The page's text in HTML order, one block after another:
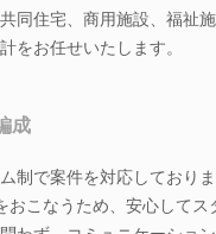
同住宅、商用施設、福祉
をお任せいたします。
成
制で案件を対応しておりま
おこなうため、安心してス